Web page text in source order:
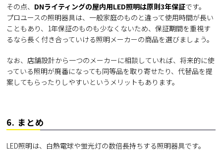
その点、 DNライティングの屋内用LED照明は原則3年保証です。
プロユースの照明器具は、一般家庭のものと違って使用時間が長い
こともあり、1年保証のものも少なくないため、保証期間を重視す
るなら長く付き合っていける照明メーカーの商品を選びましょう。
なお、店舗設計から一つのメーカーに相談していれば、将来的に使
っている照明が廃番になっても同等品を取り寄せたり、代替品を提
案してもらったりしやすいというメリットもあります。
6. まとめ
LED照明は、白熱電球や蛍光灯の数倍長持ちする照明器具です。